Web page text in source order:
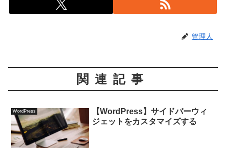
管理人
関連記事
WordPress
【WordPress】サイドバーウィ
ジェットをカスタマイズする